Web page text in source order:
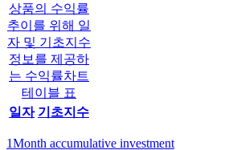
상품의 수익률
추이를 위해 일
자 및 기초지수
정보를 제공하
는 수익률차트
테이블 표
일자 기초지수
1Month accumulative investment